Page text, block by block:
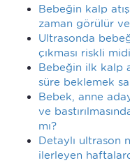
Bebeğin kalp
zaman görülür
Ultrasonda
çıkması riskli
Bebeğin ilk kalp
süre beklemek
Bebek, anne
ve
mı?
Detaylı ultrason
ilerleyen